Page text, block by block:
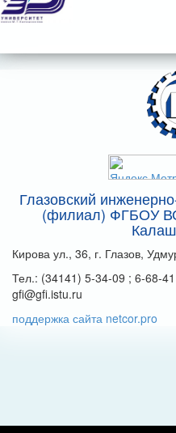
Глазовский
(филиал) ФГБОУ
Кирова ул., 36, г. Глазов,
Тел.: (34141) 5-34-09 ; 6-68-
gfi@gfi.istu.ru
поддержка сайта netcor.pro